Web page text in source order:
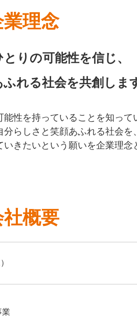
理念
りの可能性を信じ、
れる社会を共創しま
性を持っていることを知って
分らしさと笑顔あふれる社会を
きたいという願いを企業理念
概要